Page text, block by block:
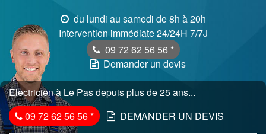
du lundi au samedi de 8h à 20h
Intervention immédiate 24/24H 7/7J
09 72 62 56 56 *
Demander un devis
Electricien à Le Pas depuis plus de 25 ans...
09 72 62 56 56* DEMANDER UN DEVIS